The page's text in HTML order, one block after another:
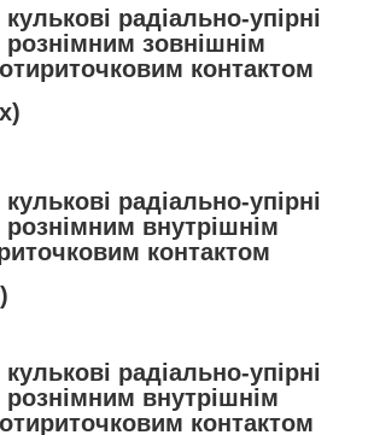
радіально-упірні
зовнішнім
контактом
радіально-упірні
внутрішнім
контактом
радіально-упірні
внутрішнім
контактом